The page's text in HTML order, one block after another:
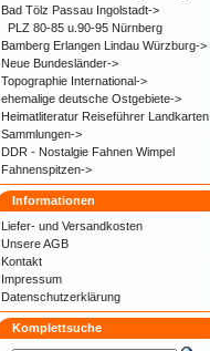
Bad Tölz Passau Ingolstadt->
PLZ 80-85 u.90-95 Nürnberg
Bamberg Erlangen Lindau Würzburg->
Neue Bundesländer->
Topographie International->
ehemalige deutsche Ostgebiete->
Heimatliteratur Reiseführer Landkarten
Sammlungen->
DDR - Nostalgie Fahnen Wimpel
Fahnenspitzen->
Informationen
Liefer- und Versandkosten
Unsere AGB
Kontakt
Impressum
Datenschutzerklärung
Komplettsuche